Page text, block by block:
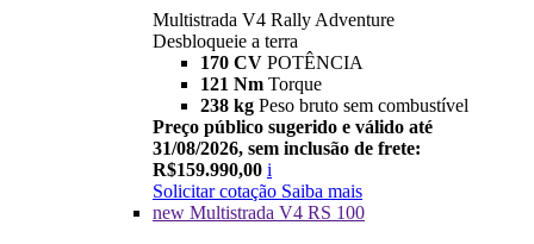
Multistrada V4 Rally Adventure
Desbloqueie a terra
170 CV POTÊNCIA
121 Nm Torque
238 kg Peso bruto sem combustível
Preço público sugerido e válido até
31/08/2026, sem inclusão de frete:
R$159.990,00 i
Solicitar cotação Saiba mais
new Multistrada V4 RS 100